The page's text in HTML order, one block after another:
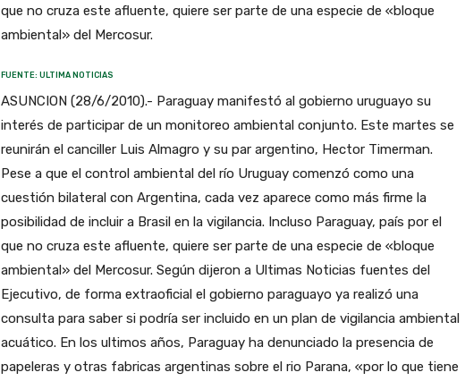
que no cruza este afluente, quiere ser parte de una especie de «bloque
ambiental» del Mercosur.
FUENTE: ULTIMA NOTICIAS
ASUNCION (28/6/2010).- Paraguay manifestó al gobierno uruguayo su
interés de participar de un monitoreo ambiental conjunto. Este martes se
reunirán el canciller Luis Almagro y su par argentino, Hector Timerman.
Pese a que el control ambiental del río Uruguay comenzó como una
cuestión bilateral con Argentina, cada vez aparece como más firme la
posibilidad de incluir a Brasil en la vigilancia. Incluso Paraguay, país por el
que no cruza este afluente, quiere ser parte de una especie de «bloque
ambiental» del Mercosur. Según dijeron a Ultimas Noticias fuentes del
Ejecutivo, de forma extraoficial el gobierno paraguayo ya realizó una
consulta para saber si podría ser incluido en un plan de vigilancia ambiental
acuático. En los ultimos años, Paraguay ha denunciado la presencia de
papeleras y otras fabricas argentinas sobre el rio Parana, «por lo que tiene